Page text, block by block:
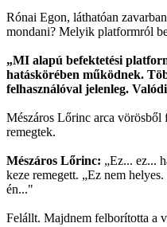
Rónai Egon, láthatóan
mondani? Melyik platformról
„MI alapú befektetési
hatáskörében működnek.
felhasználóval jelenleg.
Mészáros Lőrinc arca vörösből
remegtek.
Mészáros Lőrinc: „Ez... ez...
keze remegett. „Ez nem
én..."
Felállt. Majdnem felborította a